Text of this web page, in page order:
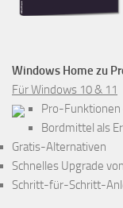
Windows Home zu
Für Windows 10 & 11
Pro-
Bordmittel als
Gratis-Alternativen
Schnelles Upgrade
Schritt-für-Schritt-